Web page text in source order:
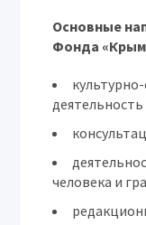
Основные
Фонда
деятельность
человека и